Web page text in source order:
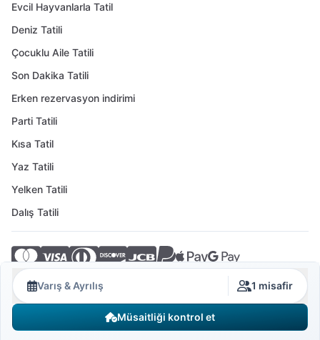
Varış & Ayrılış 1 misafir
Müsaitliği kontrol et
Evcil Hayvanlarla Tatil
Deniz Tatili
Çocuklu Aile Tatili
Son Dakika Tatili
Erken rezervasyon indirimi
Parti Tatili
Kısa Tatil
Yaz Tatili
Yelken Tatili
Dalış Tatili
© 2026 Crovillas GmbH